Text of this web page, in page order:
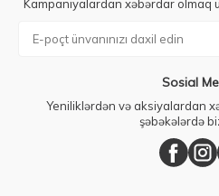
Kampaniyalardan xəbərdar olmaq
Sosial
Yeniliklərdən və aksiyalardan
şəbəkələrdə